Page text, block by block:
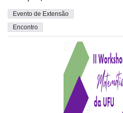
Evento de Extensão
Encontro